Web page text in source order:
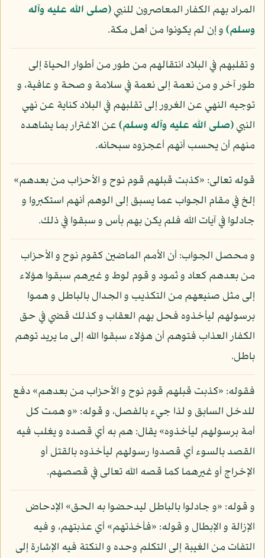
المراد بهم الكفار المعاصرون للنبي(صلى الله عليه وآله
وسلم)و إن لم يكونوا من أهل مكة.
و تقلبهم في البلاد انتقالهم من طور من أطوار الحياة إلى
طور آخر و من نعمة إلى نعمة في سلامة و صحة و عافية، و
توجيه النهي عن الغرور إلى تقلبهم في البلاد كناية عن نهي
النبي(صلى الله عليه وآله وسلم)عن الاغترار بما يشاهده
منهم أن يحسب أنهم أعجزوه سبحانه.
قوله تعالى: «كذبت قبلهم قوم نوح و الأحزاب من بعدهم»
إلخ في مقام الجواب عما يسبق إلى الوهم أنهم استكبروا و
جادلوا في آيات الله فلم يكن بهم بأس و سبقوا في ذلك.
و محصل الجواب: أن الأمم الماضين كقوم نوح و الأحزاب
من بعدهم كعاد و ثمود و قوم لوط و غيرهم سبقوا هؤلاء
إلى مثل صنيعهم من التكذيب و الجدال بالباطل و هموا
برسولهم ليأخذوه فحل بهم العقاب و كذلك قضي في حق
الكفار العذاب فتوهم أن هؤلاء سبقوا الله إلى ما يريد توهم
باطل.
فقوله: «كذبت قبلهم قوم نوح و الأحزاب من بعدهم» دفع
للدخل السابق و لذا جيء بالفصل، و قوله: «و همت كل
أمة برسولهم ليأخذوه» يقال: هم به أي قصده و يغلب فيه
القصد بالسوء أي قصدوا رسولهم ليأخذوه بالقتل أو
الإخراج أو غيرهما كما قصه الله تعالى في قصصهم.
و قوله: «و جادلوا بالباطل ليدحضوا به الحق» الإدحاض
الإزالة و الإبطال و قوله: «فأخذتهم» أي عذبتهم، و فيه
التفات من الغيبة إلى التكلم وحده و النكتة فيه الإشارة إلى